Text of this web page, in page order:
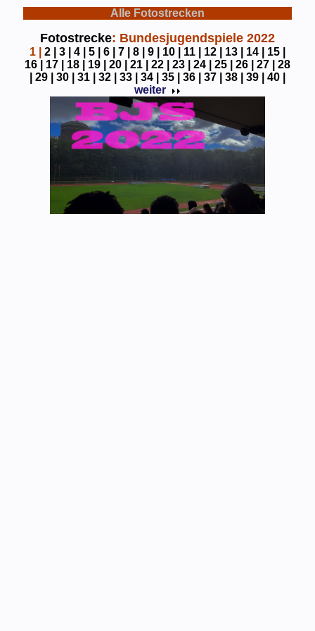
Alle Fotostrecken
Fotostrecke: Bundesjugendspiele 2022
1 2 | 3 | 4 | 5 | 6 | 7 | 8 | 9 | 10 | 11 | 12 | 13 | 14 |
15 |
16 |
17 | 18 | 19 | 20 | 21 | 22 | 23 | 24 | 25 | 26 | 27 |
28
29 | 30 | 31 | 32 | 33 | 34 | 35 | 36 | 37 | 38 | 39 |
40 |
weiter